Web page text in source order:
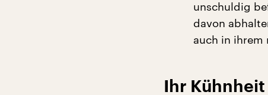
unschuldig
davon
auch in ihrem
Ihr